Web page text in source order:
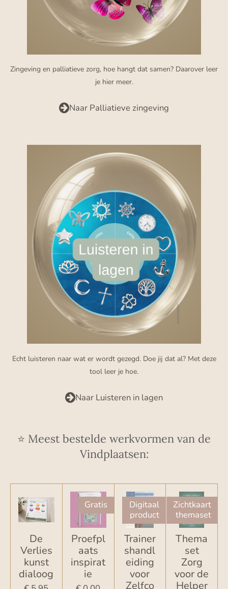
Zingeving en palliatieve zorg, hoe hangt dat samen? Daarover leer
je hier meer.
Naar Palliatieve zingeving
Echt luisteren naar wat er wordt gezegd. Doe jij dat al? Met deze
tool leer je hoe.
Naar Luisteren in lagen
⭐ Meest bestelde werkvormen van de
Vindplaatsen:
De
Verlies
kunst
dialoog
Gratis
Proefpl
aats
inspirat
ie
Digitaal
product
Trainer
shandl
eiding
voor
Zelfco
Zichtkaart
themaset
Thema
set
Zorg
voor de
Helper